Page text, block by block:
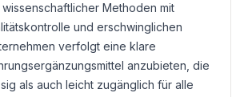
Methoden mit
und erschwinglichen
verfolgt eine klare
anzubieten, die
als auch leicht zugänglich für alle